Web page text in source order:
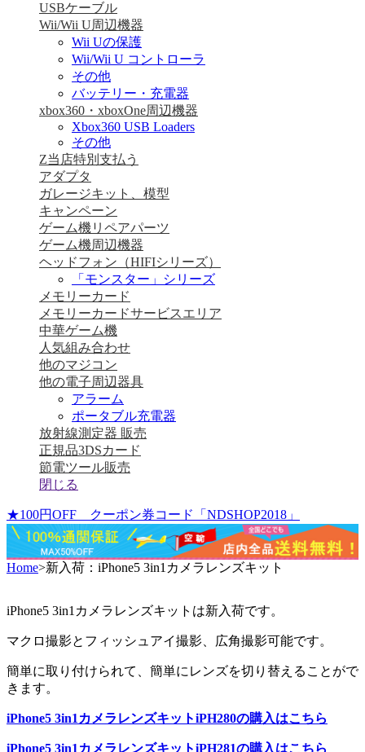
USBケーブル
Wii/Wii U周辺機器
Wii Uの保護
Wii/Wii U コントローラ
その他
バッテリー・充電器
xbox360・xboxOne周辺機器
Xbox360 USB Loaders
その他
Z当店特別支払う
アダプタ
ガレージキット、模型
キャンペーン
ゲーム機リペアパーツ
ゲーム機周辺機器
ヘッドフォン（HIFIシリーズ）
「モンスター」シリーズ
メモリーカード
メモリーカードサービスエリア
中華ゲーム機
人気組み合わせ
他のマジコン
他の電子周辺器具
アラーム
ポータブル充電器
放射線測定器 販売
正規品3DSカード
節電ツール販売
閉じる
★100円OFF クーポン券コード「NDSHOP2018」
Home>新入荷：iPhone5 3in1カメラレンズキット
iPhone5 3in1カメラレンズキットは新入荷です。
マクロ撮影とフィッシュアイ撮影、広角撮影可能です。
簡単に取り付けられて、簡単にレンズを切り替えることがで
きます。
iPhone5 3in1カメラレンズキットiPH280の購入はこちら
iPhone5 3in1カメラレンズキットiPH281の購入はこちら